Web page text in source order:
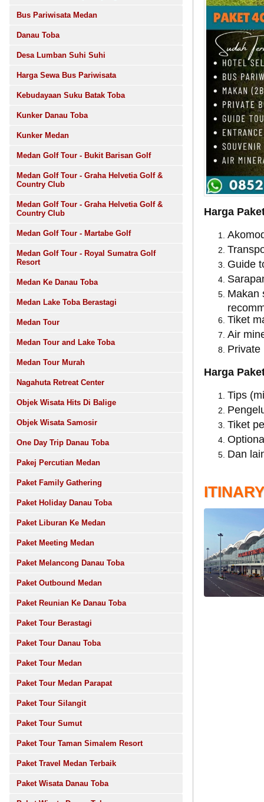
Bus Pariwisata Medan
Danau Toba
Desa Lumban Suhi Suhi
Harga Sewa Bus Pariwisata
Kebudayaan Suku Batak Toba
Kunker Danau Toba
Kunker Medan
Medan Golf Tour - Bukit Barisan Golf
Medan Golf Tour - Graha Helvetia Golf &
Country Club
Medan Golf Tour - Graha Helvetia Golf &
Country Club
Medan Golf Tour - Martabe Golf
Medan Golf Tour - Royal Sumatra Golf
Resort
Medan Ke Danau Toba
Medan Lake Toba Berastagi
Medan Tour
Medan Tour and Lake Toba
Medan Tour Murah
Nagahuta Retreat Center
Objek Wisata Hits Di Balige
Objek Wisata Samosir
One Day Trip Danau Toba
Pakej Percutian Medan
Paket Family Gathering
Paket Holiday Danau Toba
Paket Liburan Ke Medan
Paket Meeting Medan
Paket Melancong Danau Toba
Paket Outbound Medan
Paket Reunian Ke Danau Toba
Paket Tour Berastagi
Paket Tour Danau Toba
Paket Tour Medan
Paket Tour Medan Parapat
Paket Tour Silangit
Paket Tour Sumut
Paket Tour Taman Simalem Resort
Paket Travel Medan Terbaik
Paket Wisata Danau Toba
Harga
Guide
Makan
Tiket
Air
Private
Harga
Tips
Tiket
Dan